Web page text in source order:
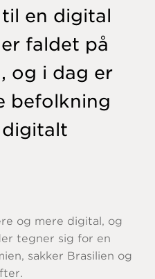
en digital
faldet på
og i dag er
befolkning
og mere digital, og
tegner sig for en
sakker Brasilien og